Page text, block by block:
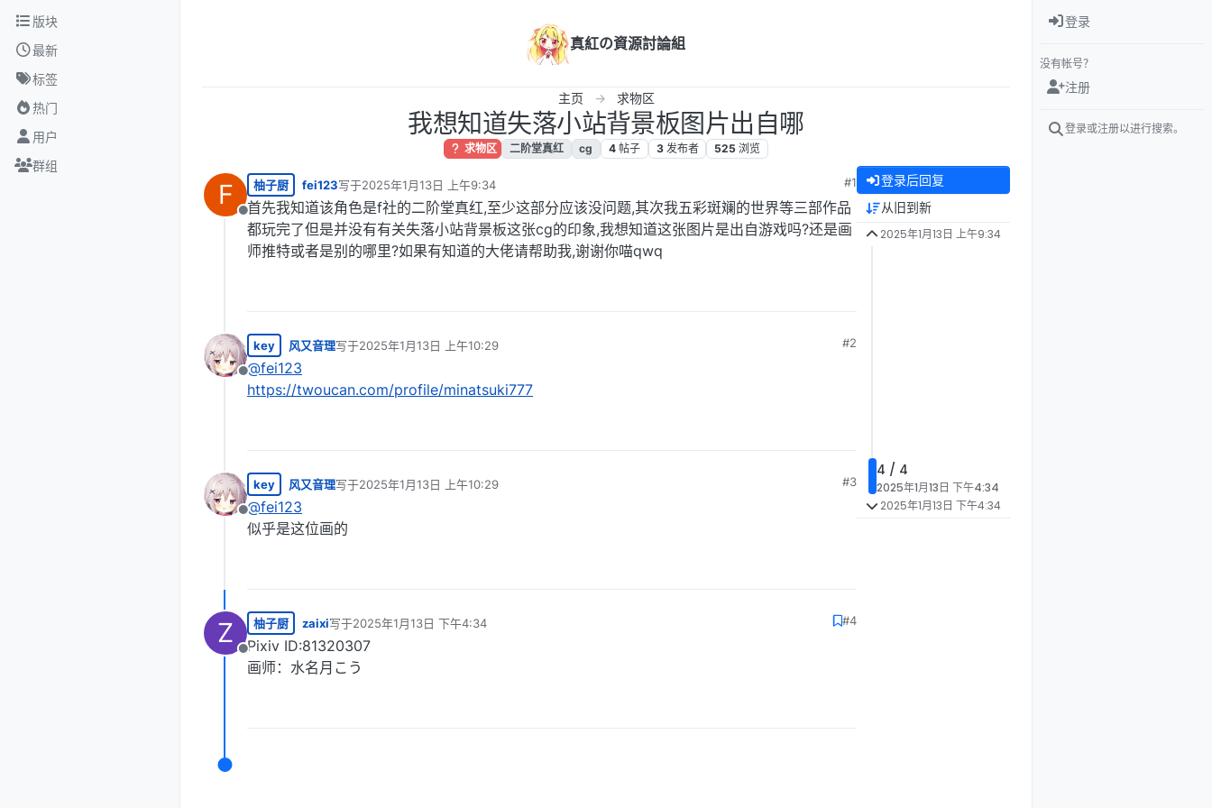
跳转至内容
版块
最新
标签
热门
用户
群组
真紅の資源討論組
主页 求物区
我想知道失落小站背景板图片出自哪
求物区 二阶堂真红 cg 4 帖子 3 发布者 525 浏览
F
离线
柚子厨 fei123写于2025年1月13日 上午9:34
最后由 编辑
#1
首先我知道该角色是f社的二阶堂真红,至少这部分应该没问题,其次我五彩斑斓的世界等三部作品
都玩完了但是并没有有关失落小站背景板这张cg的印象,我想知道这张图片是出自游戏吗?还是画
师推特或者是别的哪里?如果有知道的大佬请帮助我,谢谢你喵qwq
离线
key 风又音理写于2025年1月13日 上午10:29
最后由 编辑
#2
@fei123
https://twoucan.com/profile/minatsuki777
离线
key 风又音理写于2025年1月13日 上午10:29
最后由 编辑
#3
@fei123
似乎是这位画的
Z
离线
柚子厨 zaixi写于2025年1月13日 下午4:34
最后由 编辑
#4
Pixiv ID:81320307
画师：水名月こう
登录后回复
从旧到新
2025年1月13日 上午9:34
4 / 4
2025年1月13日 下午4:34
2025年1月13日 下午4:34
登录
没有帐号？
注册
登录或注册以进行搜索。